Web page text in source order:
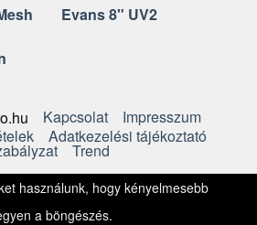
Evans 8" UV2
Kapcsolat
Impresszum
Adatkezelési tájékoztató
Trend
használunk, hogy kényelmesebb
a böngészés.